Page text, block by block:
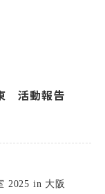
活動報告